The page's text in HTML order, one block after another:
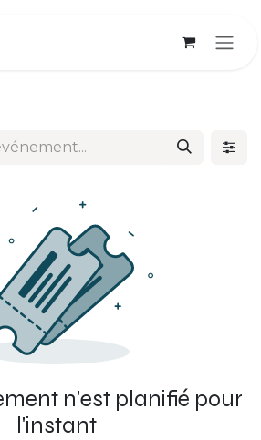
n'est planifié pour
l'instant